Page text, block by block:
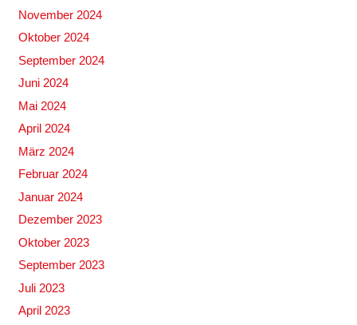
November 2024
Oktober 2024
September 2024
Juni 2024
Mai 2024
April 2024
März 2024
Februar 2024
Januar 2024
Dezember 2023
Oktober 2023
September 2023
Juli 2023
April 2023